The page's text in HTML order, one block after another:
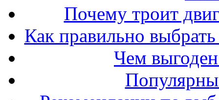
Почему троит
Как правильно выбрать
Чем